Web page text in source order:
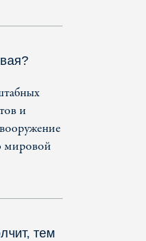
и
мировой
тем